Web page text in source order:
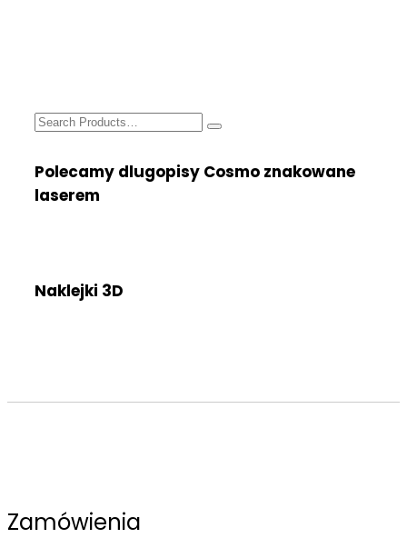
Search
Polecamy dlugopisy Cosmo znakowane
laserem
Naklejki 3D
Zamówienia